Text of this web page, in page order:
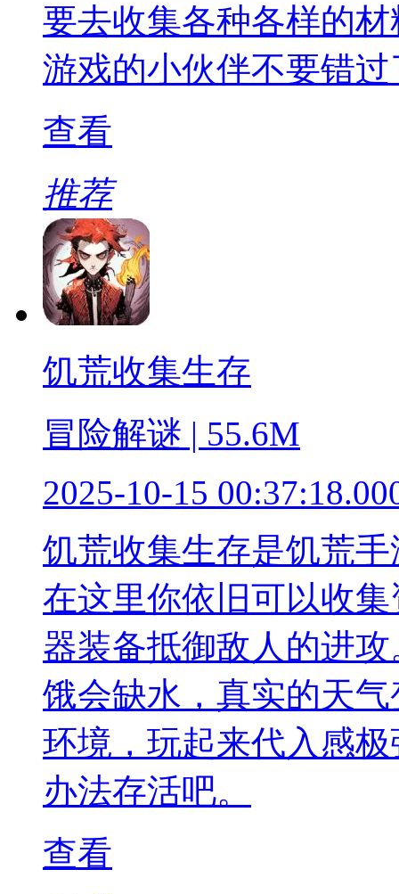
要去收集各种各样的
游戏的小伙伴不要错
查看
推荐
饥荒收集生存
冒险解谜 | 55.6M
2025-10-15
饥荒收集生存是饥荒
在这里你依旧可以收
器装备抵御敌人的进
饿会缺水，真实的天
环境，玩起来代入感
办法存活吧。
查看